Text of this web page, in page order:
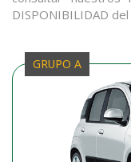
DISPONIBILIDAD
GRUPO A